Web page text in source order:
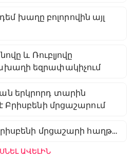
խաղը բոլորովին այլ
և Ռուբլյովը
եզրափակիչում
երկրորդ տարին
Բրիսբենի մրցաշարում
մրցաշարի հաղթող
ԱՎԵԼԻՆ